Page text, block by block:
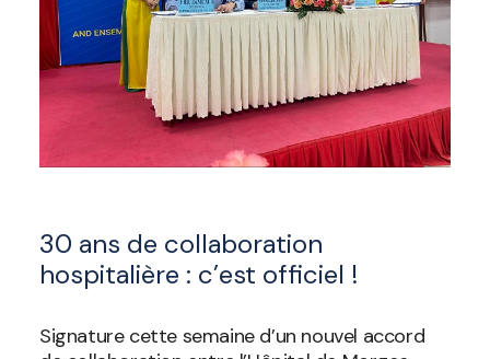
30 ans de collaboration
hospitalière : c’est officiel !
Signature cette semaine d’un nouvel accord